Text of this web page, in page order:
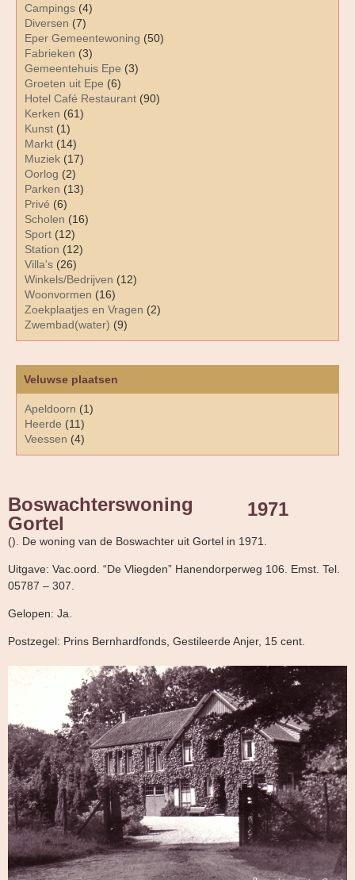
Campings (4)
Diversen (7)
Eper Gemeentewoning (50)
Fabrieken (3)
Gemeentehuis Epe (3)
Groeten uit Epe (6)
Hotel Café Restaurant (90)
Kerken (61)
Kunst (1)
Markt (14)
Muziek (17)
Oorlog (2)
Parken (13)
Privé (6)
Scholen (16)
Sport (12)
Station (12)
Villa's (26)
Winkels/Bedrijven (12)
Woonvormen (16)
Zoekplaatjes en Vragen (2)
Zwembad(water) (9)
Veluwse plaatsen
Apeldoorn (1)
Heerde (11)
Veessen (4)
Boswachterswoning
Gortel
1971
(). De woning van de Boswachter uit Gortel in 1971.
Uitgave: Vac.oord. “De Vliegden” Hanendorperweg 106. Emst. Tel.
05787 – 307.
Gelopen: Ja.
Postzegel: Prins Bernhardfonds, Gestileerde Anjer, 15 cent.